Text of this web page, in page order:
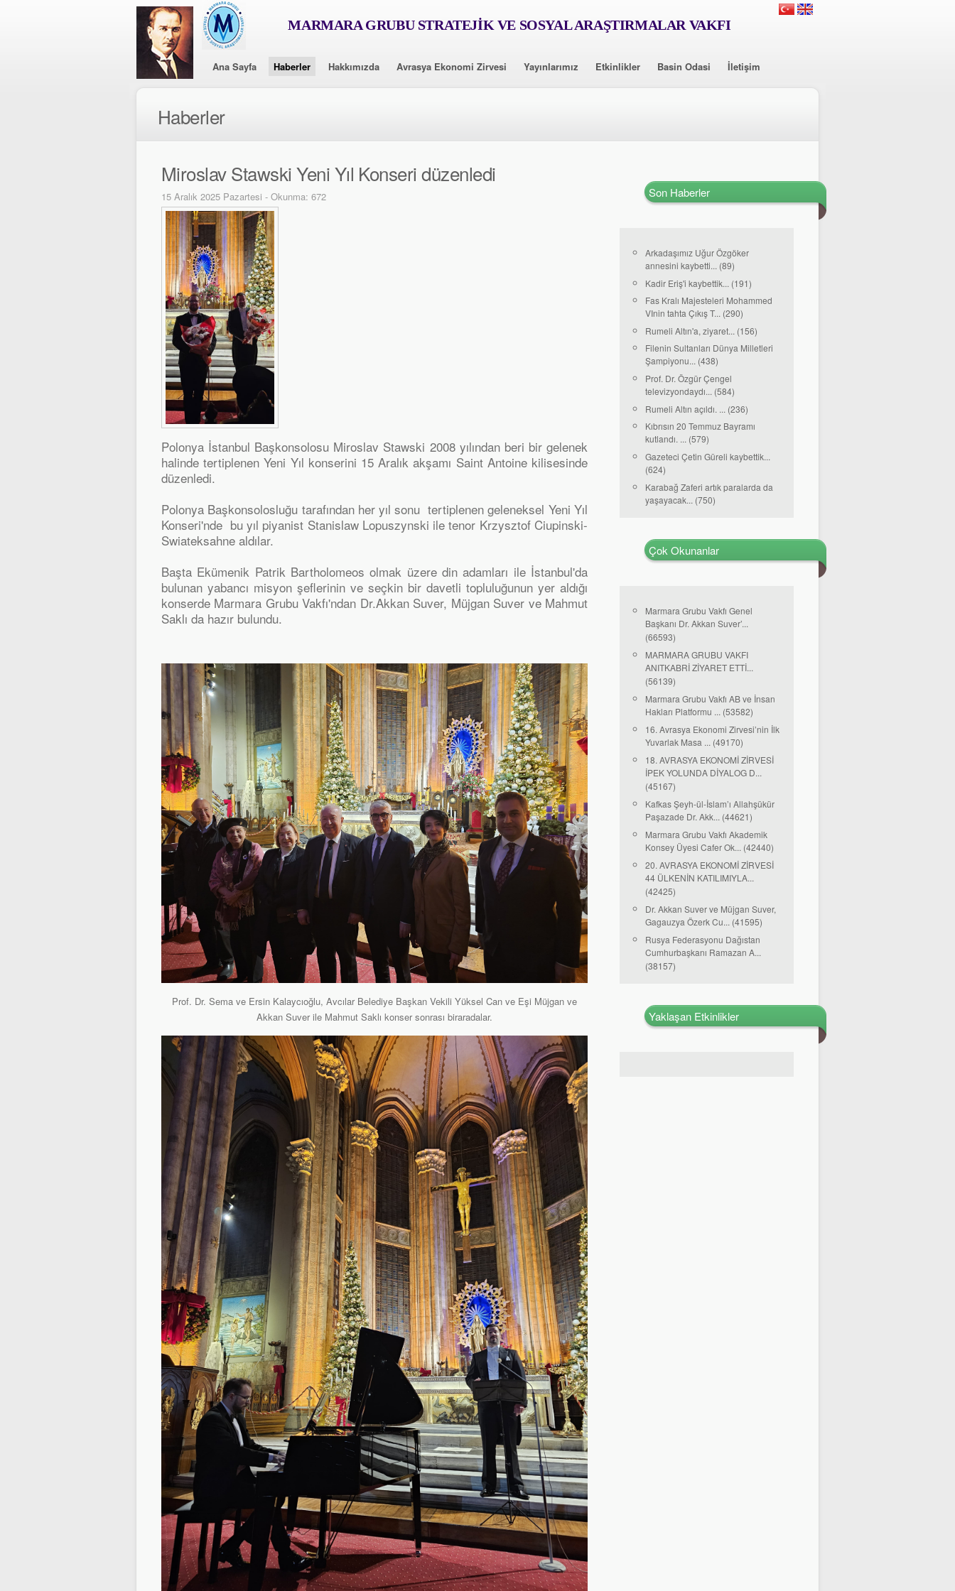
MARMARA GRUBU STRATEJİK VE SOSYAL ARAŞTIRMALAR VAKFI
Ana Sayfa Haberler Hakkımızda Avrasya Ekonomi Zirvesi Yayınlarımız Etkinlikler Basin Odasi İletişim
Haberler
Miroslav Stawski Yeni Yıl Konseri düzenledi
15 Aralık 2025 Pazartesi - Okunma: 672
Polonya İstanbul Başkonsolosu Miroslav Stawski 2008 yılından beri bir gelenek
halinde tertiplenen Yeni Yıl konserini 15 Aralık akşamı Saint Antoine kilisesinde
düzenledi.
Polonya Başkonsolosluğu tarafından her yıl sonu tertiplenen geleneksel Yeni Yıl
Konseri'nde bu yıl piyanist Stanislaw Lopuszynski ile tenor Krzysztof Ciupinski-
Swiateksahne aldılar.
Başta Ekümenik Patrik Bartholomeos olmak üzere din adamları ile İstanbul'da
bulunan yabancı misyon şeflerinin ve seçkin bir davetli topluluğunun yer aldığı
konserde Marmara Grubu Vakfı'ndan Dr.Akkan Suver, Müjgan Suver ve Mahmut
Saklı da hazır bulundu.
Prof. Dr. Sema ve Ersin Kalaycıoğlu, Avcılar Belediye Başkan Vekili Yüksel Can ve Eşi Müjgan ve
Akkan Suver ile Mahmut Saklı konser sonrası biraradalar.
Son Haberler
Arkadaşımız Uğur Özgöker
annesini kaybetti... (89)
Kadir Eriş'i kaybettik... (191)
Fas Kralı Majesteleri Mohammed
VInin tahta Çıkış T... (290)
Rumeli Altın'a, ziyaret... (156)
Filenin Sultanları Dünya Milletleri
Şampiyonu... (438)
Prof. Dr. Özgür Çengel
televizyondaydı... (584)
Rumeli Altın açıldı. ... (236)
Kıbrısın 20 Temmuz Bayramı
kutlandı. ... (579)
Gazeteci Çetin Güreli kaybettik...
(624)
Karabağ Zaferi artık paralarda da
yaşayacak... (750)
Çok Okunanlar
Marmara Grubu Vakfı Genel
Başkanı Dr. Akkan Suver’...
(66593)
MARMARA GRUBU VAKFI
ANITKABRİ ZİYARET ETTİ...
(56139)
Marmara Grubu Vakfı AB ve İnsan
Hakları Platformu ... (53582)
16. Avrasya Ekonomi Zirvesi’nin İlk
Yuvarlak Masa ... (49170)
18. AVRASYA EKONOMİ ZİRVESİ
İPEK YOLUNDA DİYALOG D...
(45167)
Kafkas Şeyh-ül-İslam’ı Allahşükür
Paşazade Dr. Akk... (44621)
Marmara Grubu Vakfı Akademik
Konsey Üyesi Cafer Ok... (42440)
20. AVRASYA EKONOMİ ZİRVESİ
44 ÜLKENİN KATILIMIYLA...
(42425)
Dr. Akkan Suver ve Müjgan Suver,
Gagauzya Özerk Cu... (41595)
Rusya Federasyonu Dağıstan
Cumhurbaşkanı Ramazan A...
(38157)
Yaklaşan Etkinlikler